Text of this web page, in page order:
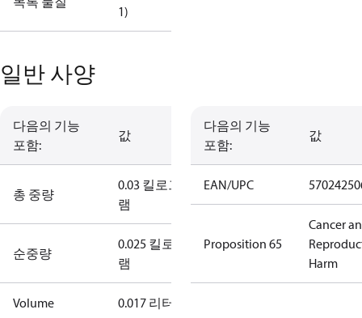
1)
일반 사양
다음의 기능
포함:
값
총 중량
0.03 킬로그
램
순중량
0.025 킬로그
램
Volume 0.017 리터
다음의 기능
포함:
값
EAN/UPC
Proposition 65
Cancer
Harm